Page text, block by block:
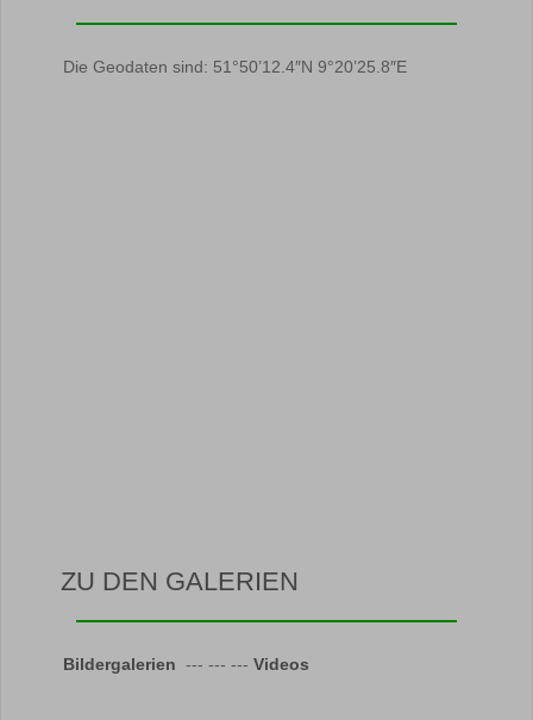
Die Geodaten sind: 51°50’12.4″N 9°20’25.8″E
ZU DEN GALERIEN
Bildergalerien --- --- --- Videos